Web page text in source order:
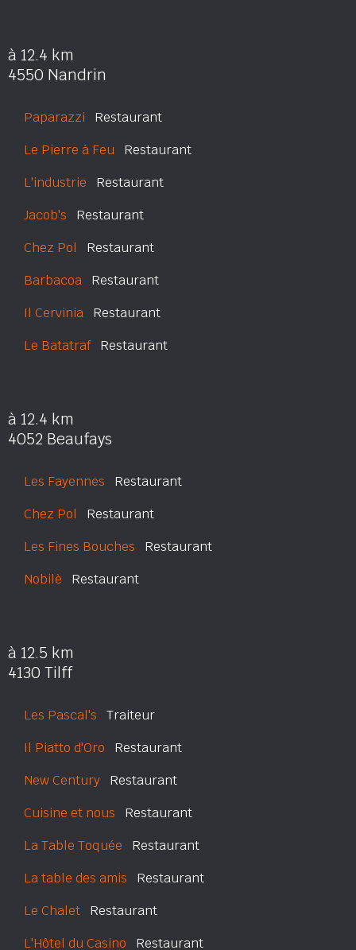
à 12.4 km
4550 Nandrin
Paparazzi Restaurant
Le Pierre à Feu Restaurant
L'industrie Restaurant
Jacob's Restaurant
Chez Pol Restaurant
Barbacoa Restaurant
Il Cervinia Restaurant
Le BatatrafRestaurant
à 12.4 km
4052 Beaufays
Les Fayennes Restaurant
Chez Pol Restaurant
Les Fines Bouches Restaurant
Nobilè Restaurant
à 12.5 km
4130 Tilff
Les Pascal's Traiteur
Il Piatto d'Oro Restaurant
New Century Restaurant
Cuisine et nous Restaurant
La Table Toquée Restaurant
La table des amis Restaurant
Le Chalet Restaurant
L'Hôtel du Casino Restaurant